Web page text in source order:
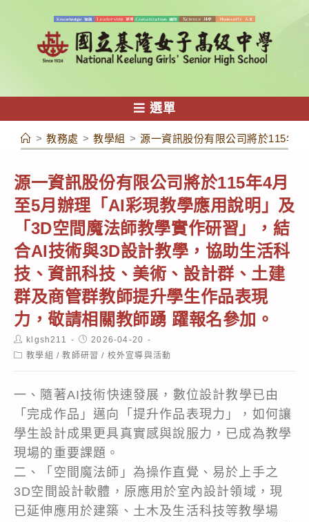
容
選單
> 教務處 > 教學組 > 源一資訊股份有限公司將於115年4
源一資訊股份有限公司將於115年4月
至5月辦理「AI彩現教學應用說明」及
「3D空間魔法師教學實作研習」，結
合AI技術與3D設計教學，協助生活科
技、資訊科技、美術、設計群、土建
群及商管群教師提升學生作品表現
力，敬請相關教師踴 躍報名參加。
Post
author:
klgsh211
Post
published:
2026-04-20
Post教學組 / 教師研習 / 校外宣導與活動
一、隨著AI技術快速發展，數位設計教學已由
「完成作品」邁向「提升作品表現力」，如何讓
學生設計成果更具真實感與說服力，已成為教學
現場的重要課題。
二、「空間魔法師」為操作直覺、易於上手之
3D空間設計軟體，原應用於室內設計領域，現
已延伸應用於建築、土木及生活科技等教學場